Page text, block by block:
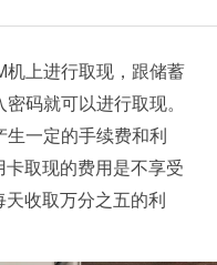
机上进行取现，跟储蓄
码就可以进行取现。
一定的手续费和利
取现的费用是不享受
收取万分之五的利